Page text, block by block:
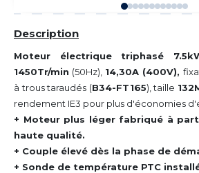
Description
Moteur électrique triphasé
1450Tr/min (50Hz), 14,30A (400V),
à trous taraudés (B34-FT165), taille
rendement IE3 pour plus d'économies
+ Moteur plus léger fabriqué à
haute qualité.
+ Couple élevé dès la phase de
+ Sonde de température PTC